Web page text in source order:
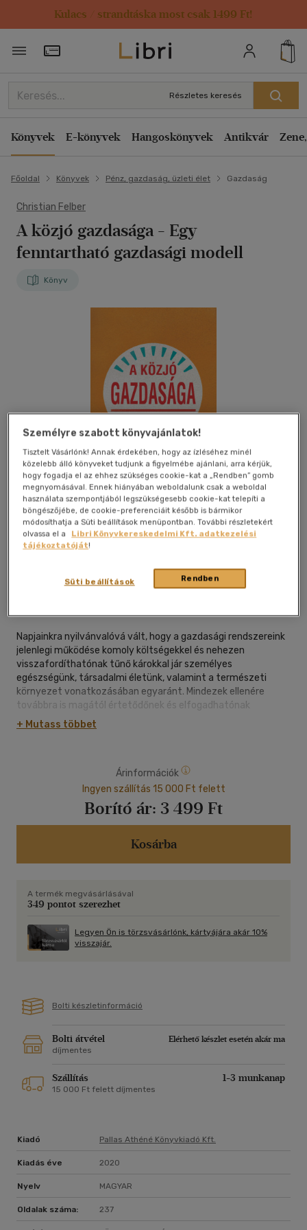
Kulacs / strandtáska most csak 1499 Ft!
Törzsvásárlói Kártya adatai
Részletes keresés
Könyvek E-könyvek Hangoskönyvek Antikvár
Főoldal Könyvek Pénz, gazdaság, üzleti élet Gazdaság
Christian Felber
A közjó gazdasága - Egy
fenntartható gazdasági modell
Könyv
Beleolvasok
|2020|magyar nyelvű
Napjainkra nyilvánvalóvá vált, hogy a gazdasági rendszereink
jelenlegi működése komoly költségekkel és nehezen
visszafordíthatónak tűnő károkkal jár személyes
egészségünk, társadalmi életünk, valamint a természeti
környezet vonatkozásában egyaránt. Mindezek ellenére
továbbra is magától értetődőnek és elfogadhatónak
tekintjük a folyamatos növekedési és profitmaximalizálási
kényszert, a versenyt, az egyenlőtlenségeket vagy éppen a
Christian Felber, a potsdami Institute for Advanced
Sustainability Studies (IASS) közgazdász kutatója szerint
ugyanakkor létezik jobb alternatíva. Könyvében egy teljesen
új víziót, egy konzisztens és teljes értékű alternatív modellt
vázol fel a gazdaság működésére vonatkozóan, amelyhez
gyakorlatias és részletes útmutatót is ad. Egy olyan ember-
pénzhez történő viszonyulásunk teljes újraértékelésére
késztet.
A helyenként merésznek és radikálisnak tűnő, ugyanakkor a
realitásokat is figyelembe vevő vízió nem kevesebbre
rendszer kidolgozásához és megvalósításához.
+ Mutass többet
Árinformációk
Ingyen szállítás 15 000 Ft felett
Borító ár: 3 499 Ft
Kosárba
A termék megvásárlásával
349 pontot szerezhet
Legyen Ön is törzsvásárlónk, kártyájára akár 10%
visszajár.
Bolti készletinformáció
Bolti átvétel
Elérhető készlet esetén akár ma
díjmentes
Szállítás 1-3 munkanap
15 000 Ft felett díjmentes
Kiadó Pallas Athéné Könyvkiadó Kft.
Kiadás éve 2020
Nyelv MAGYAR
Oldalak száma: 237
Személyre szabott könyvajánlatok!
Tisztelt Vásárlónk! Annak érdekében, hogy az ízléséhez minél
közelebb álló könyveket tudjunk a figyelmébe ajánlani, arra kérjük,
hogy fogadja el az ehhez szükséges cookie-kat a „Rendben” gomb
megnyomásával. Ennek hiányában weboldalunk csak a weboldal
használata szempontjából legszükségesebb cookie-kat telepíti a
böngészőjébe, de cookie-preferenciáit később is bármikor
módosíthatja a Süti beállítások menüpontban. További részletekért
olvassa el a
Libri Könyvkereskedelmi Kft. adatkezelési
tájékoztatóját!
Rendben
Süti beállítások